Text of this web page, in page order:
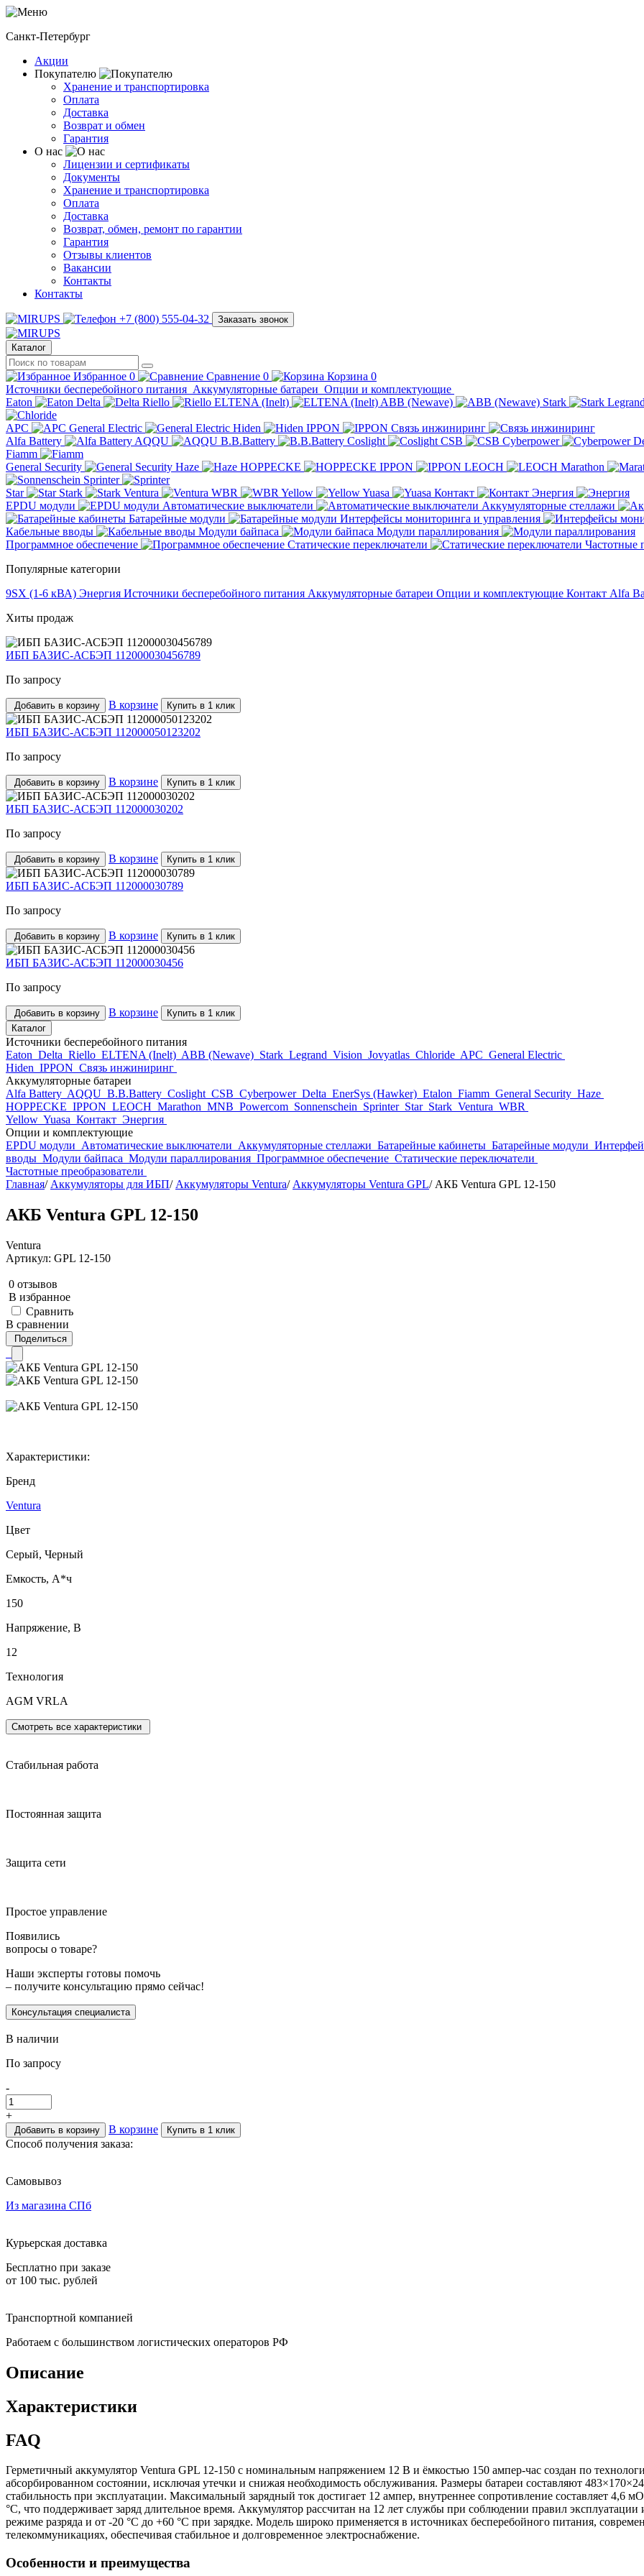
Санкт-Петербург
Акции
Покупателю
Хранение и транспортировка
Оплата
Доставка
Возврат и обмен
Гарантия
О нас
Лицензии и сертификаты
Документы
Хранение и транспортировка
Оплата
Доставка
Возврат, обмен, ремонт по гарантии
Гарантия
Отзывы клиентов
Вакансии
Контакты
Контакты
+7 (800) 555-04-32 Заказать звонок
Каталог
Избранное 0 Сравнение 0 Корзина 0
Источники бесперебойного питания Аккумуляторные батареи Опции и комплектующие
Eaton
Delta Riello ELTENA (Inelt) ABB (Newave) Stark Legrand
APC General Electric Hiden IPPON
Связь инжиниринг
Alfa Battery
AQQU B.B.Battery Coslight CSB Cyberpower
Fiamm
General Security
Haze HOPPECKE IPPON LEOCH Marathon
Sprinter
Star
Stark Ventura WBR Yellow Yuasa Контакт
Энергия
EPDU модули
Автоматические выключатели Аккумуляторные стеллажи
Батарейные модули
Интерфейсы мониторинга и управления
Кабельные вводы
Модули байпаса
Модули параллирования
Программное обеспечение
Статические переключатели
Частотные
Популярные категории
9SX (1-6 кВА) Энергия Источники бесперебойного питания Аккумуляторные батареи Опции и комплектующие Контакт Alfa
Хиты продаж
ИБП БАЗИС-АСБЭП 112000030456789
По запросу
Добавить в корзину В корзине Купить в 1 клик
ИБП БАЗИС-АСБЭП 112000050123202
По запросу
Добавить в корзину В корзине Купить в 1 клик
ИБП БАЗИС-АСБЭП 112000030202
По запросу
Добавить в корзину В корзине Купить в 1 клик
ИБП БАЗИС-АСБЭП 112000030789
По запросу
Добавить в корзину В корзине Купить в 1 клик
ИБП БАЗИС-АСБЭП 112000030456
По запросу
Добавить в корзину В корзине
Купить в 1 клик
Каталог
Источники бесперебойного питания
Eaton Delta Riello ELTENA (Inelt) ABB (Newave) Stark Legrand Vision Jovyatlas Chloride APC General Electric
Hiden IPPON Связь инжиниринг
Аккумуляторные батареи
Alfa Battery AQQU B.B.Battery Coslight CSB Cyberpower Delta EnerSys (Hawker) Etalon Fiamm General Security Haze
HOPPECKE IPPON LEOCH Marathon MNB Powercom Sonnenschein Sprinter Star Stark Ventura WBR
Yellow Yuasa Контакт Энергия
Опции и комплектующие
EPDU модули Автоматические выключатели Аккумуляторные стеллажи Батарейные кабинеты Батарейные модули
вводы Модули байпаса Модули параллирования Программное обеспечение Статические переключатели
Частотные преобразователи
Главная/ Аккумуляторы для ИБП/ Аккумуляторы Ventura/ Аккумуляторы Ventura GPL/ АКБ Ventura GPL 12-150
АКБ Ventura GPL 12-150
Ventura
Артикул: GPL 12-150
0 отзывов
В избранное
Сравнить
В сравнении
Поделиться
Характеристики:
Бренд
Ventura
Цвет
Серый, Черный
Емкость, А*ч
150
Напряжение, В
12
Технология
AGM VRLA
Смотреть все характеристики
Стабильная работа
Постоянная защита
Защита сети
Простое управление
Появились
вопросы о товаре?
Наши эксперты готовы помочь
– получите консультацию прямо сейчас!
Консультация специалиста
В наличии
По запросу
-
+
Добавить в корзину В корзине Купить в 1 клик
Способ получения заказа:
Самовывоз
Из магазина СПб
Курьерская доставка
Бесплатно при заказе
от 100 тыс. рублей
Транспортной компанией
Работаем с большинством логистических операторов РФ
Описание
Характеристики
FAQ
Герметичный аккумулятор Ventura GPL 12-150 с номинальным напряжением 12 В и ёмкостью 150 ампер-час создан по
абсорбированном состоянии, исключая утечки и снижая необходимость обслуживания. Размеры батареи составляют
стабильность при эксплуатации. Максимальный зарядный ток достигает 12 ампер, внутреннее сопротивление составляет 4,6
°C, что поддерживает заряд длительное время. Аккумулятор рассчитан на 12 лет службы при соблюдении правил эксплуатации
режиме разряда и от -20 °C до +60 °C при зарядке. Модель широко применяется в источниках бесперебойного питания,
телекоммуникациях, обеспечивая стабильное и долговременное электроснабжение.
Особенности и преимущества